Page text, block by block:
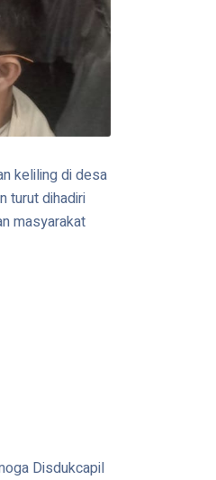
keliling di desa
turut dihadiri
masyarakat
Disdukcapil